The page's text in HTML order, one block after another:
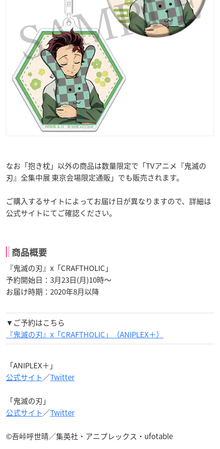
なお「抱き枕」以外の商品は数量限定で「TVアニメ『鬼滅の
刃』全集中展 東京会場限定通販」でも販売されます。
ご購入するサイトによってお届け日が異なりますので、詳細は
公式サイトにてご確認ください。
商品概要
『鬼滅の刃』x「CRAFTHOLIC」
予約開始日：3月23日(月)10時〜
お届け時期：2020年8月以降
▼ご予約はこちら
『鬼滅の刃』x「CRAFTHOLIC」（ANIPLEX＋）
「ANIPLEX＋」
公式サイト／Twitter
「鬼滅の刃」
公式サイト／Twitter
©吾峠呼世晴／集英社・アニプレックス・ufotable